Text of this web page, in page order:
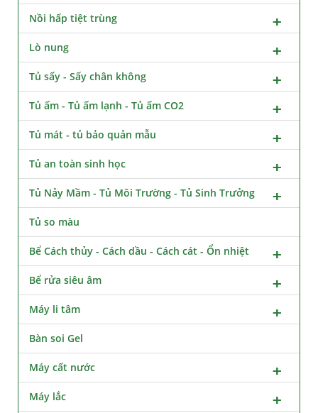
Nồi hấp tiệt trùng
Lò nung
Tủ sấy - Sấy chân không
Tủ ấm - Tủ ấm lạnh - Tủ ấm CO2
Tủ mát - tủ bảo quản mẫu
Tủ an toàn sinh học
Tủ Nảy Mầm - Tủ Môi Trường - Tủ Sinh Trưởng
Tủ so màu
Bể Cách thủy - Cách dầu - Cách cát - Ổn nhiệt
Bể rửa siêu âm
Máy li tâm
Bàn soi Gel
Máy cất nước
Máy lắc